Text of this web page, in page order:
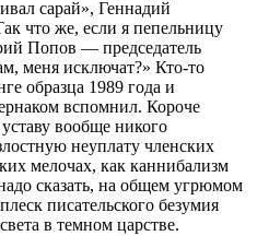
сарай», Геннадий
что же, если я пепельницу
Попов — председатель
меня исключат?» Кто-то
образца 1989 года и
вспомнил. Короче
вообще никого
неуплату членских
мелочах, как каннибализм
сказать, на общем угрюмом
писательского безумия
в темном царстве.